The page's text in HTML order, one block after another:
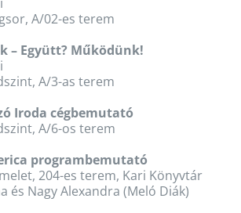
A/02-es terem
– Együtt? Működünk!
A/3-as terem
Iroda cégbemutató
A/6-os terem
programbemutató
204-es terem, Kari Könyvtár
és Nagy Alexandra (Meló Diák)